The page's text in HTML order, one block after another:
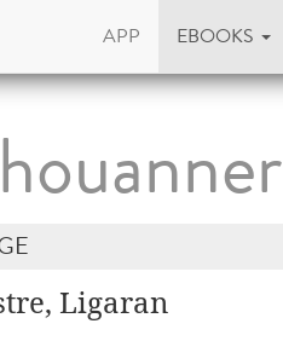
APP EBOOKS
Ligaran